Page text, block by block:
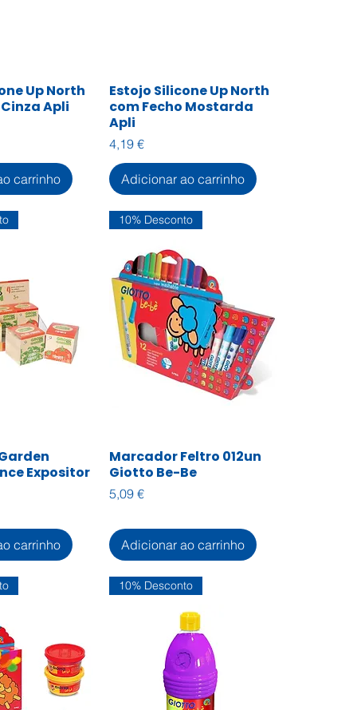
rápida
Up North
Apli
carrinho
Visualização rápida
Estojo Silicone Up North
com Fecho Mostarda
Apli
Preço
4,19 €
Adicionar ao carrinho
rápida
Expositor
carrinho
Visualização rápida
10% Desconto
Marcador Feltro 012un
Giotto Be-Be
Preço
5,09 €
Adicionar ao carrinho
10% Desconto